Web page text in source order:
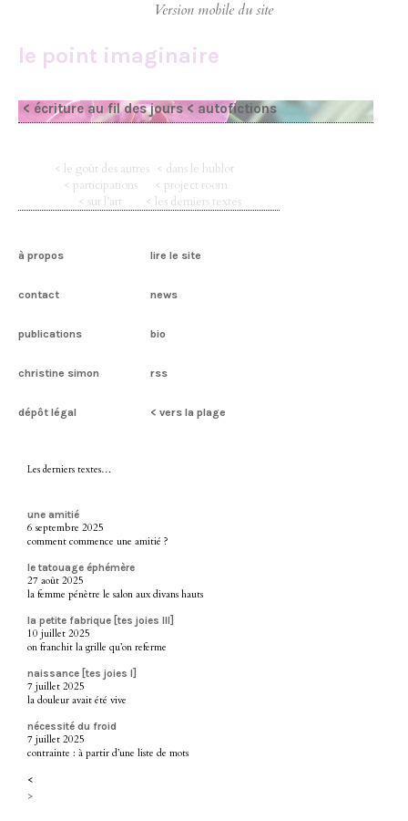
le point imaginaire
< écriture au fil des jours < autofictions
< le goût des autres < dans le hublot
< participations
< project room
< sur l’art
< les derniers textes
à propos lire le site
contact news
publications bio
christine simon rss
dépôt légal < vers la plage
Les derniers textes…
une amitié
6 septembre 2025
comment commence une amitié ?
le tatouage éphémère
27 août 2025
la femme pénètre le salon aux divans hauts
la petite fabrique [tes joies III]
10 juillet 2025
on franchit la grille qu’on referme
naissance [tes joies I]
7 juillet 2025
la douleur avait été vive
nécessité du froid
7 juillet 2025
contrainte : à partir d’une liste de mots
<
>